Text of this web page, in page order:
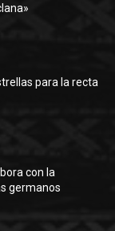
para la recta
con la
germanos